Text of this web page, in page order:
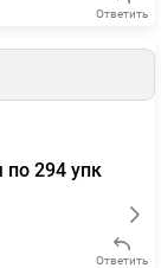
Ответить
по 294 упк
Ответить